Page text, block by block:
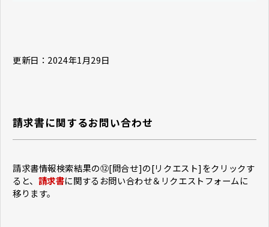
更新日：2024年1月29日
請求書に関するお問い合わせ
請求書情報検索結果の⑫[問合せ]の[リクエスト]をクリックす
ると、 請求書に関するお問い合わせ＆リクエストフォームに
移ります。